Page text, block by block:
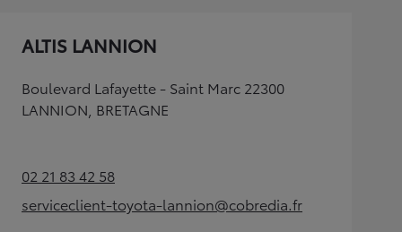
ALTIS LANNION
Boulevard Lafayette - Saint Marc 22300
LANNION, BRETAGNE
02 21 83 42 58(Opens in new tab)
serviceclient-toyota-lannion@cobredia.fr
(Opens in new tab)